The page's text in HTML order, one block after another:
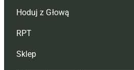
Redakcja
Reklama
Tagi
Hoduj z Głową
Hoduj z głową bydło
Hoduj z głową świnie
RPT
Redakcja
Sklep